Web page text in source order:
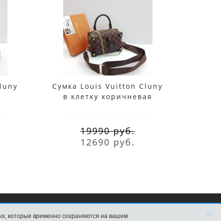
Сумка Louis Vuitton Cluny
в клетку коричневая
19990 руб.
12690 руб.
которые временно сохраняются на вашем ×